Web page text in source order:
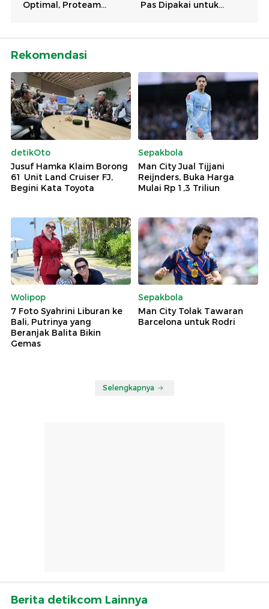
Rekomendasi
detikOto
Jusuf Hamka Klaim Borong
61 Unit Land Cruiser FJ,
Begini Kata Toyota
Sepakbola
Man City Jual Tijjani
Reijnders, Buka Harga
Mulai Rp 1,3 Triliun
Wolipop
7 Foto Syahrini Liburan ke
Bali, Putrinya yang
Beranjak Balita Bikin
Gemas
Sepakbola
Man City Tolak Tawaran
Barcelona untuk Rodri
Selengkapnya
Berita detikcom Lainnya